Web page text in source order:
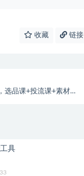
收藏 链接
选品课+投流课+素材课
具
33